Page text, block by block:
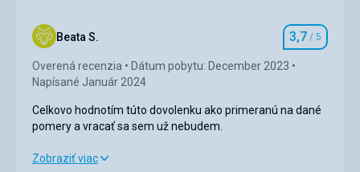
Ubytovanie
Ubytovanie v tichej,peknej lokalite, na izbe chýbal čaj,káva ,
cukor.
Okolie 3,0/ 5
Služby
Pozor,je tam docela dost komarov.Neda sa tam zehnat
Beata S. Hodnotenie
3,7 / 5
Overená recenzia
Dátum pobytu: December 2023
Napísané Január 2024
Celkovo hodnotím túto dovolenku ako primeranú na dané
pomery a vracať sa sem už nebudem.
Celkovo hodnotím túto dovolenku ako primeranú na dané
Zobraziť viac